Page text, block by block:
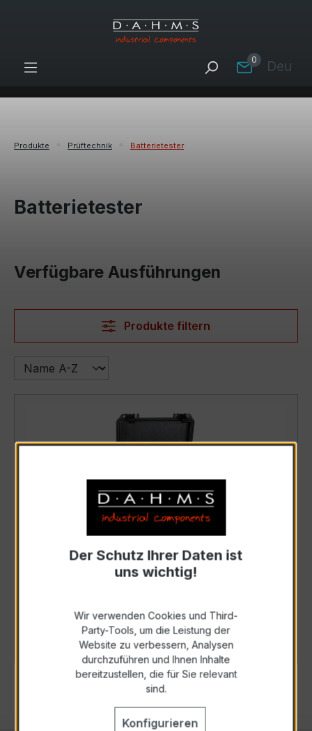
Zum Hauptinhalt springen
0
Produkte Prüftechnik Batterietester
Batterietester
Verfügbare Ausführungen
Produkte filtern
Sonel BT-120 Batterietester
Der Schutz Ihrer Daten ist
uns wichtig!
Wir verwenden Cookies und Third-
Party-Tools, um die Leistung der
Website zu verbessern, Analysen
durchzuführen und Ihnen Inhalte
bereitzustellen, die für Sie relevant
sind.
Konfigurieren